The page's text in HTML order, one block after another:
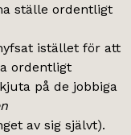
ställe ordentligt
istället för att
ordentligt
på de jobbiga
av sig självt).